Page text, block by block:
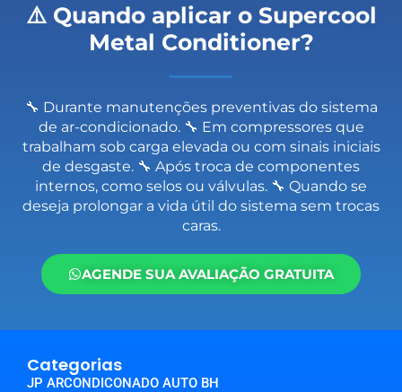
⚠️ Quando aplicar o Supercool
Metal Conditioner?
🔧 Durante manutenções preventivas do sistema
de ar-condicionado. 🔧 Em compressores que
trabalham sob carga elevada ou com sinais iniciais
de desgaste. 🔧 Após troca de componentes
internos, como selos ou válvulas. 🔧 Quando se
deseja prolongar a vida útil do sistema sem trocas
caras.
AGENDE SUA AVALIAÇÃO GRATUITA
Categorias
JP ARCONDICONADO AUTO BH